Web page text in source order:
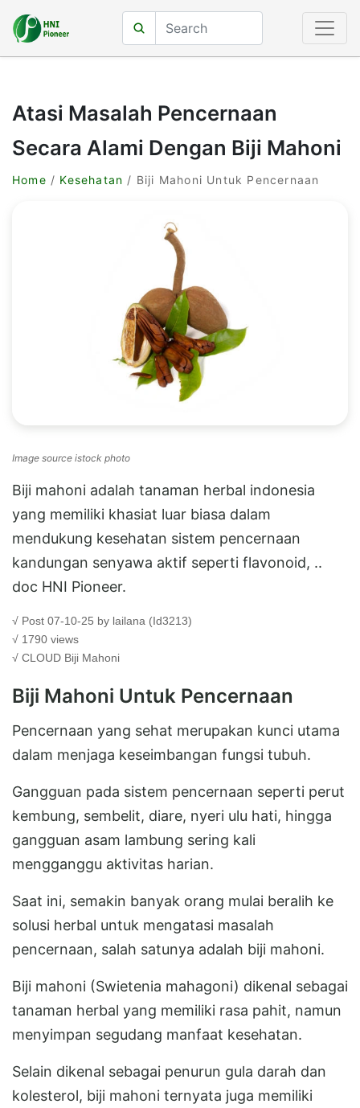
Atasi Masalah Pencernaan
Secara Alami Dengan Biji Mahoni
Home / Kesehatan / Biji Mahoni Untuk Pencernaan
Image source istock photo
Biji mahoni adalah tanaman herbal indonesia
yang memiliki khasiat luar biasa dalam
mendukung kesehatan sistem pencernaan
kandungan senyawa aktif seperti flavonoid, ..
doc HNI Pioneer.
√ Post 07-10-25 by lailana (Id3213)
√ 1790 views
√ CLOUD Biji Mahoni
Biji Mahoni Untuk Pencernaan
Pencernaan yang sehat merupakan kunci utama
dalam menjaga keseimbangan fungsi tubuh.
Gangguan pada sistem pencernaan seperti perut
kembung, sembelit, diare, nyeri ulu hati, hingga
gangguan asam lambung sering kali
mengganggu aktivitas harian.
Saat ini, semakin banyak orang mulai beralih ke
solusi herbal untuk mengatasi masalah
pencernaan, salah satunya adalah biji mahoni.
Biji mahoni (Swietenia mahagoni) dikenal sebagai
tanaman herbal yang memiliki rasa pahit, namun
menyimpan segudang manfaat kesehatan.
Selain dikenal sebagai penurun gula darah dan
kolesterol, biji mahoni ternyata juga memiliki